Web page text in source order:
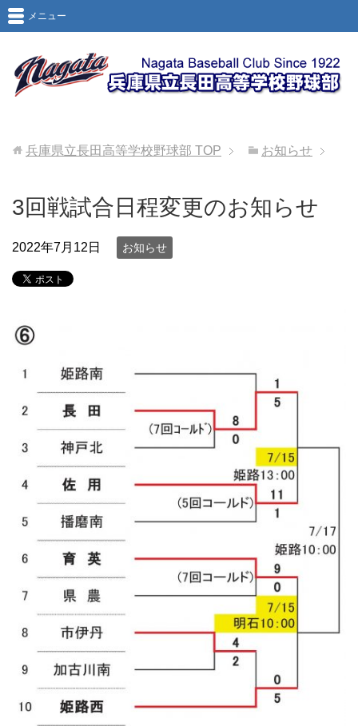
メニュー
兵庫県立長田高等学校野球部 TOP お知らせ
3回戦試合日程変更のお知らせ
2022年7月12日 お知らせ